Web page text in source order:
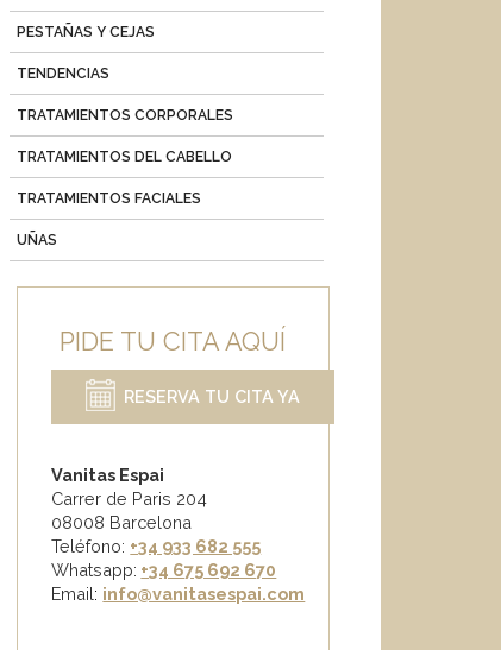
PESTAÑAS Y CEJAS
TENDENCIAS
TRATAMIENTOS CORPORALES
TRATAMIENTOS DEL CABELLO
TRATAMIENTOS FACIALES
UÑAS
PIDE TU CITA AQUÍ
RESERVA TU CITA YA
Vanitas Espai
Carrer de Paris 204
08008 Barcelona
Teléfono: +34 933 682 555
Whatsapp: +34 675 692 670
Email: info@vanitasespai.com